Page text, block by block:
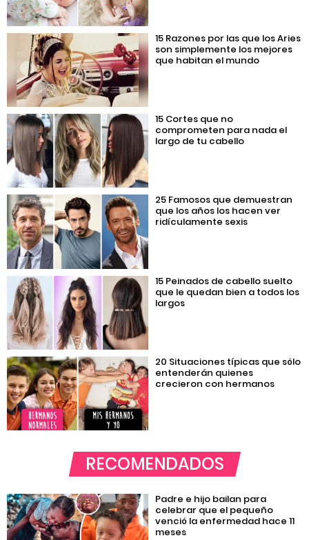
15 Razones por las que los Aries
son simplemente los mejores
que habitan el mundo
15 Cortes que no
comprometen para nada el
largo de tu cabello
25 Famosos que demuestran
que los años los hacen ver
ridículamente sexis
15 Peinados de cabello suelto
que le quedan bien a todos los
largos
20 Situaciones típicas que sólo
entenderán quienes
crecieron con hermanos
RECOMENDADOS
Padre e hijo bailan para
celebrar que el pequeño
venció la enfermedad hace 11
meses